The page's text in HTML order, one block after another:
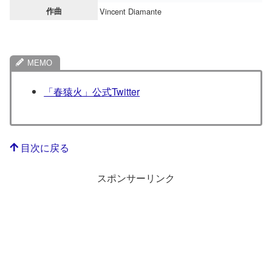
作曲 Vincent Diamante
「春猿火」公式Twitter
目次に戻る
スポンサーリンク